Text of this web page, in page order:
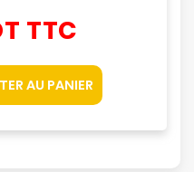
TTC
AU PANIER